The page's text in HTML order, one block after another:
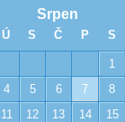
Srpen
Ú S Č P S
1
4 5 6 7 8
11 12 13 14 15